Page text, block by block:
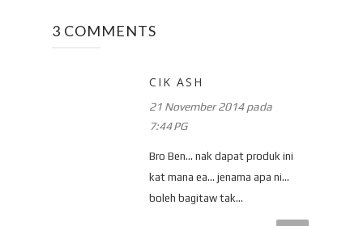
3 COMMENTS
CIK ASH
21 November 2014 pada
7:44 PG
Bro Ben... nak dapat produk ini
kat mana ea... jenama apa ni...
boleh bagitaw tak...